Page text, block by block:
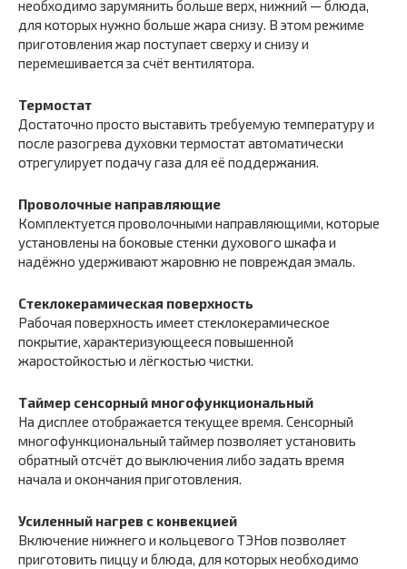
необходимо зарумянить больше верх, нижний — блюда,
для которых нужно больше жара снизу. В этом режиме
приготовления жар поступает сверху и снизу и
перемешивается за счёт вентилятора.
Термостат
Достаточно просто выставить требуемую температуру и
после разогрева духовки термостат автоматически
отрегулирует подачу газа для её поддержания.
Проволочные направляющие
Комплектуется проволочными направляющими, которые
установлены на боковые стенки духового шкафа и
надёжно удерживают жаровню не повреждая эмаль.
Стеклокерамическая поверхность
Рабочая поверхность имеет стеклокерамическое
покрытие, характеризующееся повышенной
жаростойкостью и лёгкостью чистки.
Таймер сенсорный многофункциональный
На дисплее отображается текущее время. Сенсорный
многофункциональный таймер позволяет установить
обратный отсчёт до выключения либо задать время
начала и окончания приготовления.
Усиленный нагрев с конвекцией
Включение нижнего и кольцевого ТЭНов позволяет
приготовить пиццу и блюда, для которых необходимо